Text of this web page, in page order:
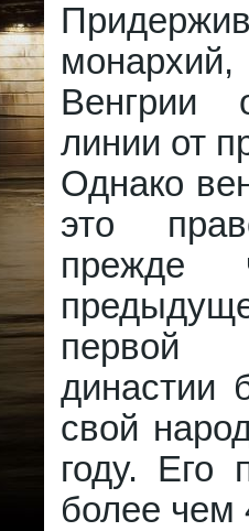
Венгрии
линии от
Однако
это
прежде
первой
династии
свой
году. Его
более чем